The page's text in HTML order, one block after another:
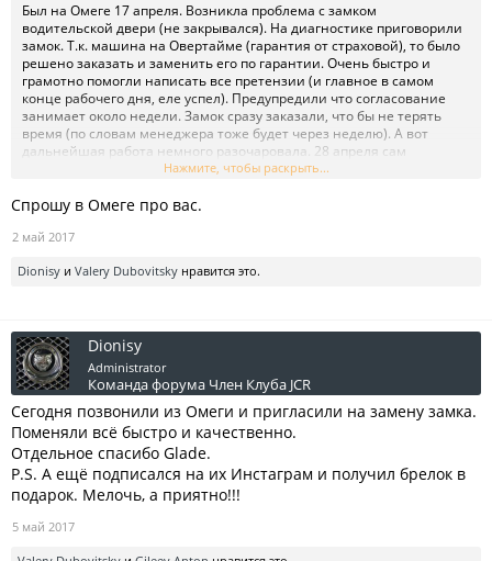
Был на Омеге 17 апреля. Возникла проблема с замком
водительской двери (не закрывался). На диагностике приговорили
замок. Т.к. машина на Овертайме (гарантия от страховой), то было
решено заказать и заменить его по гарантии. Очень быстро и
грамотно помогли написать все претензии (и главное в самом
конце рабочего дня, еле успел). Предупредили что согласование
занимает около недели. Замок сразу заказали, что бы не терять
время (по словам менеджера тоже будет через неделю). А вот
дальнейшая работа немного разочаровала. 28 апреля сам
позвонил в отдел удаленного урегулирования где мне сказали, что
на Омегу, где сказали что менеджер будет только в пятницу и
мог ещё не прийти, но ведь можно отзвониться и дать хоть какую-
комфортно когда водительскую дверь может открыть кто угодно.
Нажмите, чтобы раскрыть...
Спрошу в Омеге про вас.
2 май 2017
Dionisy и Valery Dubovitsky нравится это.
Dionisy
Administrator
Команда форума Член Клуба JCR
Сегодня позвонили из Омеги и пригласили на замену замка.
Поменяли всё быстро и качественно.
Отдельное спасибо Glade.
P.S. А ещё подписался на их Инстаграм и получил брелок в
подарок. Мелочь, а приятно!!!
5 май 2017